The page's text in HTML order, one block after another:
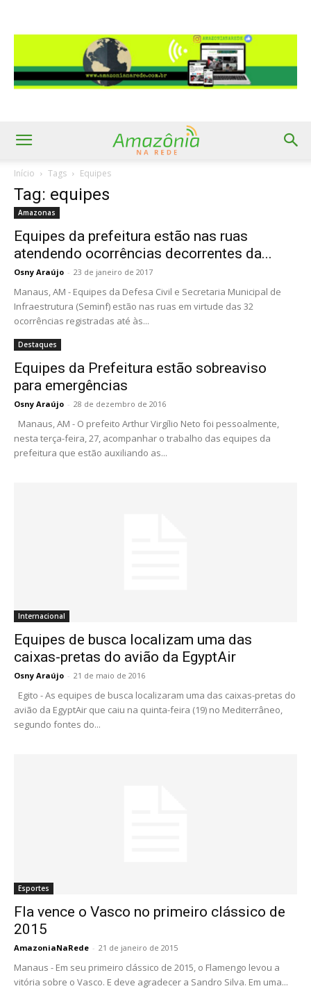
Início Tags Equipes
Tag: equipes
Amazonas
Equipes da prefeitura estão nas ruas
atendendo ocorrências decorrentes da...
Osny Araújo - 23 de janeiro de 2017
Manaus, AM - Equipes da Defesa Civil e Secretaria Municipal de
Infraestrutura (Seminf) estão nas ruas em virtude das 32
ocorrências registradas até às...
Destaques
Equipes da Prefeitura estão sobreaviso
para emergências
Osny Araújo - 28 de dezembro de 2016
Manaus, AM - O prefeito Arthur Virgílio Neto foi pessoalmente,
nesta terça-feira, 27, acompanhar o trabalho das equipes da
prefeitura que estão auxiliando as...
Internacional
Equipes de busca localizam uma das
caixas-pretas do avião da EgyptAir
Osny Araújo - 21 de maio de 2016
Egito - As equipes de busca localizaram uma das caixas-pretas do
avião da EgyptAir que caiu na quinta-feira (19) no Mediterrâneo,
segundo fontes do...
Esportes
Fla vence o Vasco no primeiro clássico de
2015
AmazoniaNaRede - 21 de janeiro de 2015
Manaus - Em seu primeiro clássico de 2015, o Flamengo levou a
vitória sobre o Vasco. E deve agradecer a Sandro Silva. Em uma...